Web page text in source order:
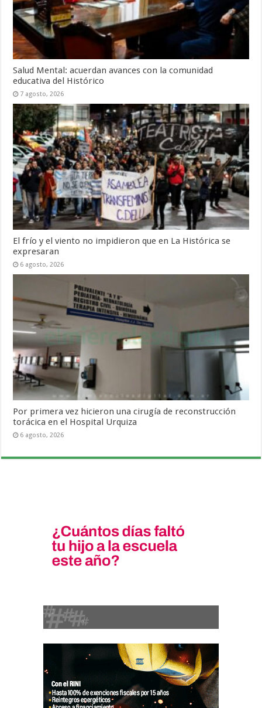
Salud Mental: acuerdan avances con la comunidad
educativa del Histórico
7 agosto, 2026
El frío y el viento no impidieron que en La Histórica se
expresaran
6 agosto, 2026
Por primera vez hicieron una cirugía de reconstrucción
torácica en el Hospital Urquiza
6 agosto, 2026